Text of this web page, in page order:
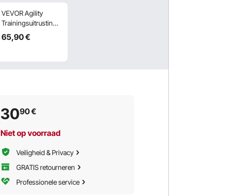
VEVOR Agility
Trainingsuitrusting
voor Honden, Set
van 5 met
Kom, Puppy
Hindernisbaanset
met Opbergzakken
65,90€
3090€
Niet op voorraad
Veiligheid & Privacy
GRATIS retourneren
Professionele service